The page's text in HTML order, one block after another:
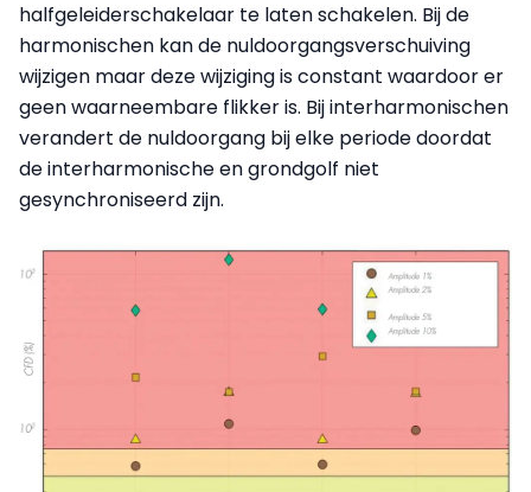
halfgeleiderschakelaar te laten schakelen. Bij de
harmonischen kan de nuldoorgangsverschuiving
wijzigen maar deze wijziging is constant waardoor er
geen waarneembare flikker is. Bij interharmonischen
verandert de nuldoorgang bij elke periode doordat
de interharmonische en grondgolf niet
gesynchroniseerd zijn.